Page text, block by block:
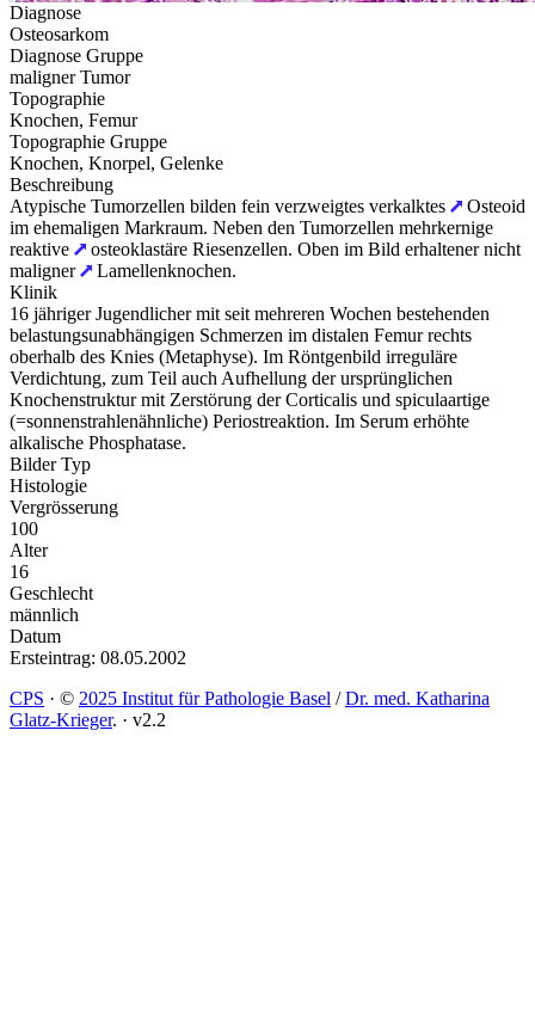
Diagnose
Osteosarkom
Diagnose Gruppe
maligner Tumor
Topographie
Knochen, Femur
Topographie Gruppe
Knochen, Knorpel, Gelenke
Beschreibung
Atypische Tumorzellen bilden fein verzweigtes verkalktes
Osteoid
im ehemaligen Markraum. Neben den Tumorzellen mehrkernige
reaktive
osteoklastäre Riesenzellen. Oben im Bild erhaltener nicht
maligner
Lamellenknochen.
Klinik
16 jähriger Jugendlicher mit seit mehreren Wochen bestehenden
belastungsunabhängigen Schmerzen im distalen Femur rechts
oberhalb des Knies (Metaphyse). Im Röntgenbild irreguläre
Verdichtung, zum Teil auch Aufhellung der ursprünglichen
Knochenstruktur mit Zerstörung der Corticalis und spiculaartige
(=sonnenstrahlenähnliche) Periostreaktion. Im Serum erhöhte
alkalische Phosphatase.
Bilder Typ
Histologie
Vergrösserung
100
Alter
16
Geschlecht
männlich
Datum
Ersteintrag: 08.05.2002
CPS · © 2025 Institut für Pathologie Basel /Dr. med. Katharina
Glatz-Krieger. · v2.2